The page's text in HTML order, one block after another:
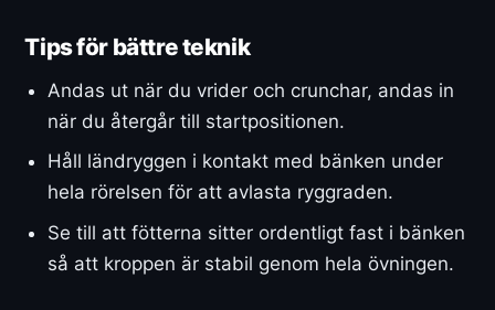
Tips för bättre teknik
Andas ut när du vrider och crunchar, andas in
när du återgår till startpositionen.
Håll ländryggen i kontakt med bänken under
hela rörelsen för att avlasta ryggraden.
Se till att fötterna sitter ordentligt fast i bänken
så att kroppen är stabil genom hela övningen.